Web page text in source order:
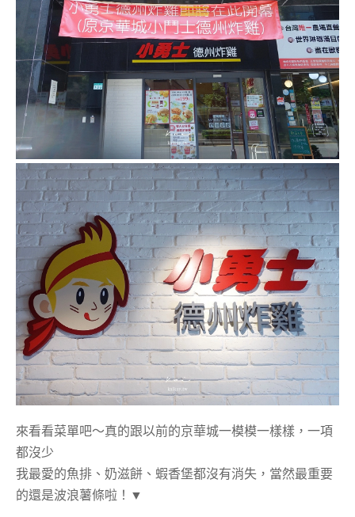
來看看菜單吧～真的跟以前的京華城一模模一樣樣，一項
都沒少
我最愛的魚排、奶滋餅、蝦香堡都沒有消失，當然最重要
的還是波浪薯條啦！▼